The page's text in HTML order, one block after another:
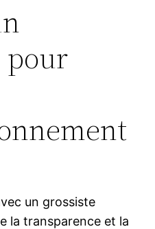
pour
un grossiste
la transparence et la